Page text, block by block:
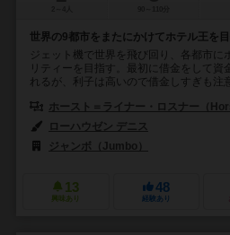
世界の9都市をまたにかけてホテル王を目
ジェット機で世界を飛び回り、各都市に
リティーを目指す。最初に借金をして資
れるが、利子は高いので借金しすぎも注
ホースト＝ライナー・ロスナー（
ローハウゼン デニス
ジャンボ（Jumbo）
13
興味あり
48
経験あり